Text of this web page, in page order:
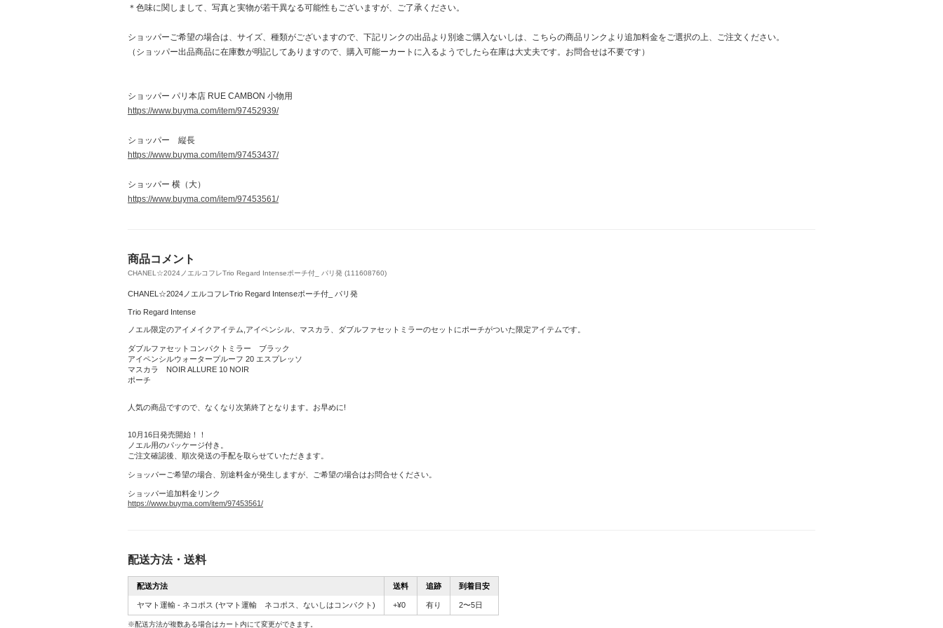
＊色味に関しまして、写真と実物が若干異なる可能性もございますが、ご了承ください。
ショッパーご希望の場合は、サイズ、種類がございますので、下記リンクの出品より別途ご購入ないしは、こちらの商品リンクより追加料金をご選択の上、ご注文ください。
（ショッパー出品商品に在庫数が明記してありますので、購入可能ーカートに入るようでしたら在庫は大丈夫です。お問合せは不要です）
ショッパー パリ本店 RUE CAMBON 小物用
https://www.buyma.com/item/97452939/
ショッパー 縦長
https://www.buyma.com/item/97453437/
ショッパー 横（大）
https://www.buyma.com/item/97453561/
商品コメント
CHANEL☆2024ノエルコフレTrio Regard Intenseポーチ付_ パリ発 (111608760)
CHANEL☆2024ノエルコフレTrio Regard Intenseポーチ付_ パリ発
Trio Regard Intense
ノエル限定のアイメイクアイテム,アイペンシル、マスカラ、ダブルファセットミラーのセットにポーチがついた限定アイテムです。
ダブルファセットコンパクトミラー ブラック
アイペンシルウォータープルーフ 20 エスプレッソ
マスカラ NOIR ALLURE 10 NOIR
ポーチ
人気の商品ですので、なくなり次第終了となります。お早めに!
10月16日発売開始！！
ノエル用のパッケージ付き。
ご注文確認後、順次発送の手配を取らせていただきます。
ショッパーご希望の場合、別途料金が発生しますが、ご希望の場合はお問合せください。
ショッパー追加料金リンク
https://www.buyma.com/item/97453561/
配送方法・送料
配送方法 送料 追跡 到着目安
ヤマト運輸 - ネコポス (ヤマト運輸 ネコポス、ないしはコンパクト) +¥0 有り 2〜5日
※配送方法が複数ある場合はカート内にて変更ができます。